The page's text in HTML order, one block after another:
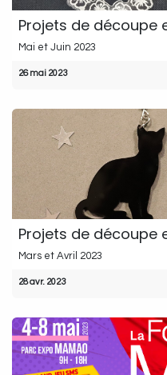
Projets de découpe
Mai et Juin 2023
26 mai 2023
Projets de découpe
Mars et Avril 2023
28 avr. 2023